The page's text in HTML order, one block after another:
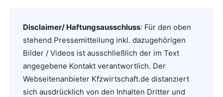
Disclaimer/ Haftungsausschluss: Für den oben
stehend Pressemitteilung inkl. dazugehörigen
Bilder / Videos ist ausschließlich der im Text
angegebene Kontakt verantwortlich. Der
Webseitenanbieter Kfzwirtschaft.de distanziert
sich ausdrücklich von den Inhalten Dritter und